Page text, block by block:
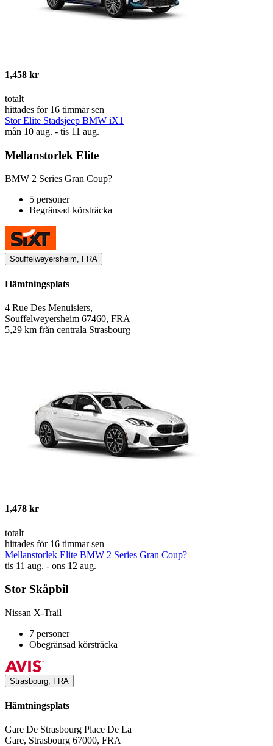
1,458 kr
totalt
hittades för 16 timmar sen
Stor Elite Stadsjeep BMW iX1
mån 10 aug. - tis 11 aug.
Mellanstorlek Elite
BMW 2 Series Gran Coup?
5 personer
Begränsad körsträcka
Souffelweyersheim, FRA
Hämtningsplats
4 Rue Des Menuisiers,
Souffelweyersheim 67460, FRA
5,29 km från centrala Strasbourg
1,478 kr
totalt
hittades för 16 timmar sen
Mellanstorlek Elite BMW 2 Series Gran Coup?
tis 11 aug. - ons 12 aug.
Stor Skåpbil
Nissan X-Trail
7 personer
Obegränsad körsträcka
Strasbourg, FRA
Hämtningsplats
Gare De Strasbourg Place De La
Gare, Strasbourg 67000, FRA